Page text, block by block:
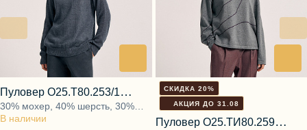
В наличии
Пуловер О25.Т80.253/1
холодная мгла
30% мохер, 40% шерсть, 30%
акрил
СКИДКА 20%
АКЦИЯ ДО 31.08
Пуловер О25.ТИ80.259